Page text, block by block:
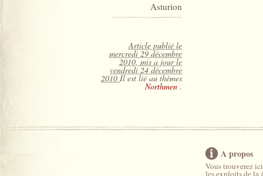
Asturion
Article publié le
mercredi 29 décembre
2010, mis a jour le
vendredi 24 décembre
2010Il est lié au thèmes
Northmen .
A propos
Vous trouverez
les exploits de